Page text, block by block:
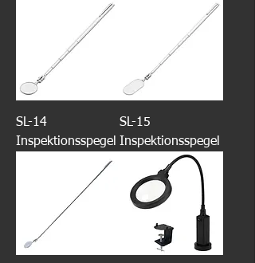
SL-14
Inspektionsspegel
SL-15
Inspektionsspegel